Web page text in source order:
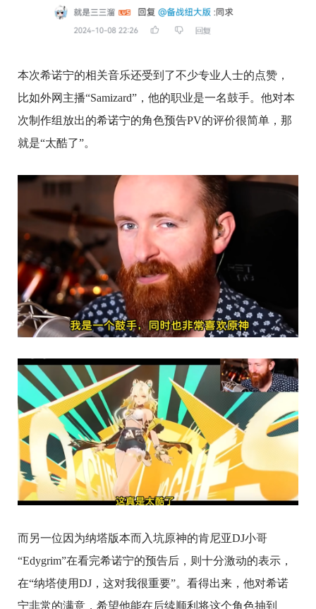
本次希诺宁的相关音乐还受到了不少专业人士的点赞，
比如外网主播“Samizard”，他的职业是一名鼓手。他对本
次制作组放出的希诺宁的角色预告PV的评价很简单，那
就是“太酷了”。
而另一位因为纳塔版本而入坑原神的肯尼亚DJ小哥
“Edygrim”在看完希诺宁的预告后，则十分激动的表示，
在“纳塔使用DJ，这对我很重要”。看得出来，他对希诺
宁非常的满意，希望他能在后续顺利将这个角色抽到